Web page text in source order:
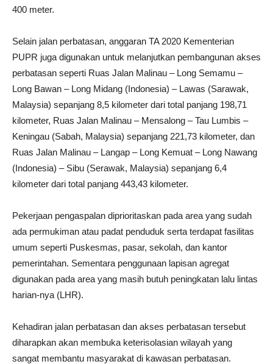
400 meter.
Selain jalan perbatasan, anggaran TA 2020 Kementerian
PUPR juga digunakan untuk melanjutkan pembangunan akses
perbatasan seperti Ruas Jalan Malinau – Long Semamu –
Long Bawan – Long Midang (Indonesia) – Lawas (Sarawak,
Malaysia) sepanjang 8,5 kilometer dari total panjang 198,71
kilometer, Ruas Jalan Malinau – Mensalong – Tau Lumbis –
Keningau (Sabah, Malaysia) sepanjang 221,73 kilometer, dan
Ruas Jalan Malinau – Langap – Long Kemuat – Long Nawang
(Indonesia) – Sibu (Serawak, Malaysia) sepanjang 6,4
kilometer dari total panjang 443,43 kilometer.
Pekerjaan pengaspalan diprioritaskan pada area yang sudah
ada permukiman atau padat penduduk serta terdapat fasilitas
umum seperti Puskesmas, pasar, sekolah, dan kantor
pemerintahan. Sementara penggunaan lapisan agregat
digunakan pada area yang masih butuh peningkatan lalu lintas
harian-nya (LHR).
Kehadiran jalan perbatasan dan akses perbatasan tersebut
diharapkan akan membuka keterisolasian wilayah yang
sangat membantu masyarakat di kawasan perbatasan.